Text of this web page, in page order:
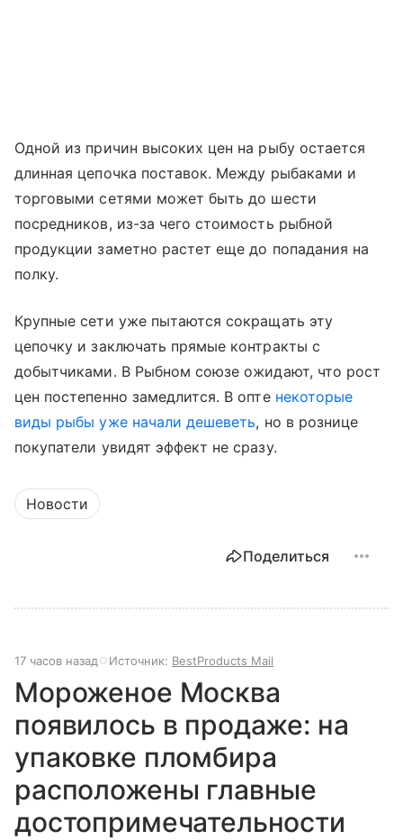
Одной из причин высоких цен на рыбу остается
длинная цепочка поставок. Между рыбаками и
торговыми сетями может быть до шести
посредников, из-за чего стоимость рыбной
продукции заметно растет еще до попадания на
полку.
Крупные сети уже пытаются сокращать эту
цепочку и заключать прямые контракты с
добытчиками. В Рыбном союзе ожидают, что рост
цен постепенно замедлится. В опте некоторые
виды рыбы уже начали дешеветь, но в рознице
покупатели увидят эффект не сразу.
Новости
Поделиться
17 часов назад Источник: BestProducts Mail
Мороженое Москва
появилось в продаже: на
упаковке пломбира
расположены главные
достопримечательности